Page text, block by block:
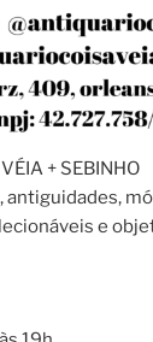
+ SEBINHO
antiguidades,
e